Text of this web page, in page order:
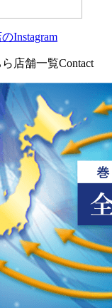
店舗一覧Contact